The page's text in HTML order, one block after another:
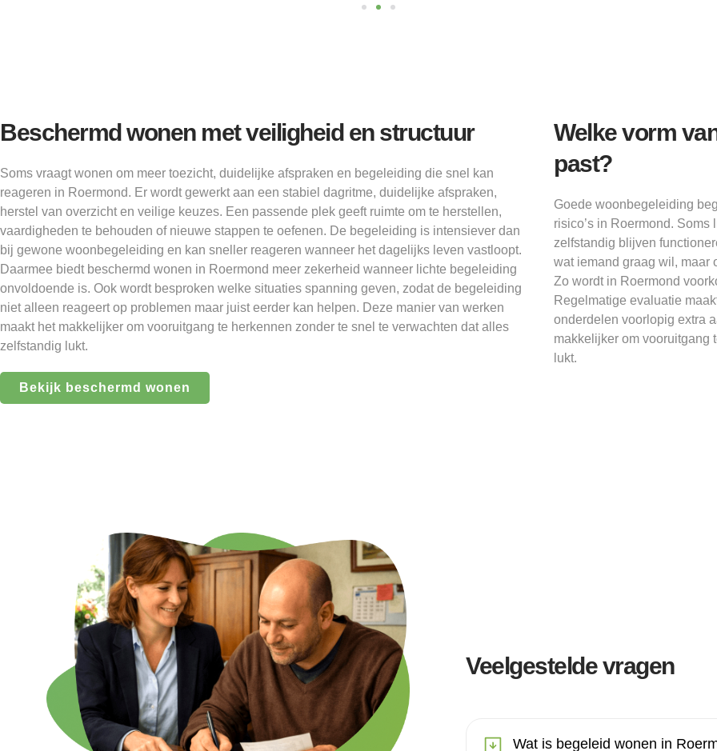
Beschermd wonen met veiligheid en structuur
Soms vraagt wonen om meer toezicht, duidelijke afspraken en begeleiding die snel kan
reageren in Roermond. Er wordt gewerkt aan een stabiel dagritme, duidelijke afspraken,
herstel van overzicht en veilige keuzes. Een passende plek geeft ruimte om te herstellen,
vaardigheden te behouden of nieuwe stappen te oefenen. De begeleiding is intensiever dan
bij gewone woonbegeleiding en kan sneller reageren wanneer het dagelijks leven vastloopt.
Daarmee biedt beschermd wonen in Roermond meer zekerheid wanneer lichte begeleiding
onvoldoende is. Ook wordt besproken welke situaties spanning geven, zodat de begeleiding
niet alleen reageert op problemen maar juist eerder kan helpen. Deze manier van werken
maakt het makkelijker om vooruitgang te herkennen zonder te snel te verwachten dat alles
zelfstandig lukt.
Bekijk beschermd wonen
Welke vorm
past?
Goede woonbegeleiding
risico’s in Roermond.
zelfstandig blijven
wat iemand graag wil, maar
Zo wordt in Roermond
Regelmatige evaluatie
onderdelen voorlopig extra
makkelijker om vooruitgang
lukt.
Veelgestelde vragen
Wat is begeleid wonen in